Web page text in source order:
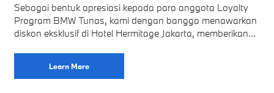
Sebagai bentuk apresiasi kepada para anggota Loyalty
Program BMW Tunas, kami dengan bangga menawarkan
diskon eksklusif di Hotel Hermitage Jakarta, memberikan
Learn More